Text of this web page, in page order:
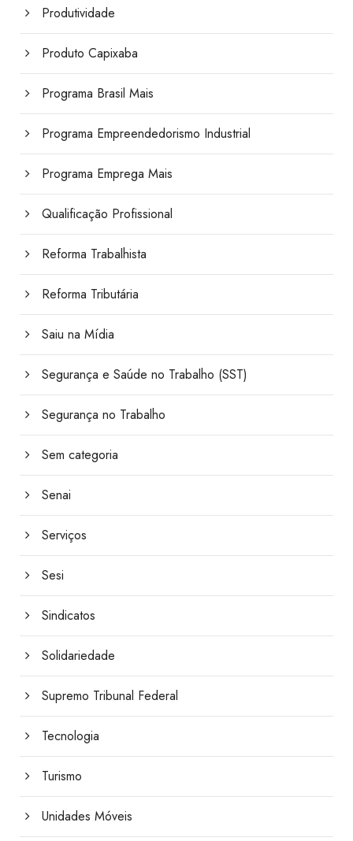
Produtividade
Produto Capixaba
Programa Brasil Mais
Programa Empreendedorismo Industrial
Programa Emprega Mais
Qualificação Profissional
Reforma Trabalhista
Reforma Tributária
Saiu na Mídia
Segurança e Saúde no Trabalho (SST)
Segurança no Trabalho
Sem categoria
Senai
Serviços
Sesi
Sindicatos
Solidariedade
Supremo Tribunal Federal
Tecnologia
Turismo
Unidades Móveis